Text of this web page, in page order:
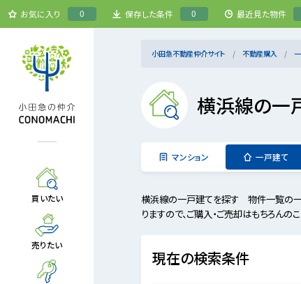
お気に入り 0 保存した条件 0 最近見た物件
買いたい
売りたい
小田急不動産仲介サイト 不動産購入
横浜線の一
マンション 一戸建て
横浜線の一戸建てを探す 物件一覧の一
りますので、ご購入・ご売却はもちろんの
現在の検索条件